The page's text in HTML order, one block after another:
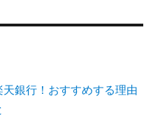
銀行！おすすめする理由